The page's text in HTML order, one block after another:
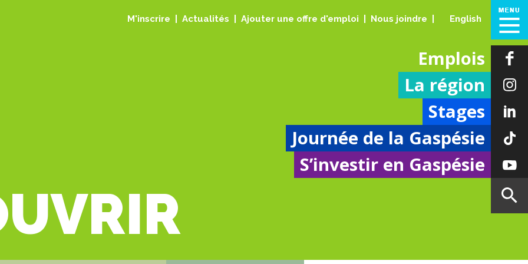
M'inscrire Actualités Ajouter une offre d'emploi Nous joindre English
Emplois
La région
Stages
Journée de la Gaspésie
S’investir en Gaspésie